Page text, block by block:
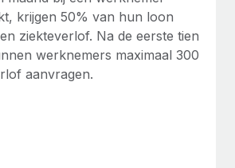
krijgen 50% van hun loon
ziekteverlof. Na de eerste tien
werknemers maximaal 300
aanvragen.